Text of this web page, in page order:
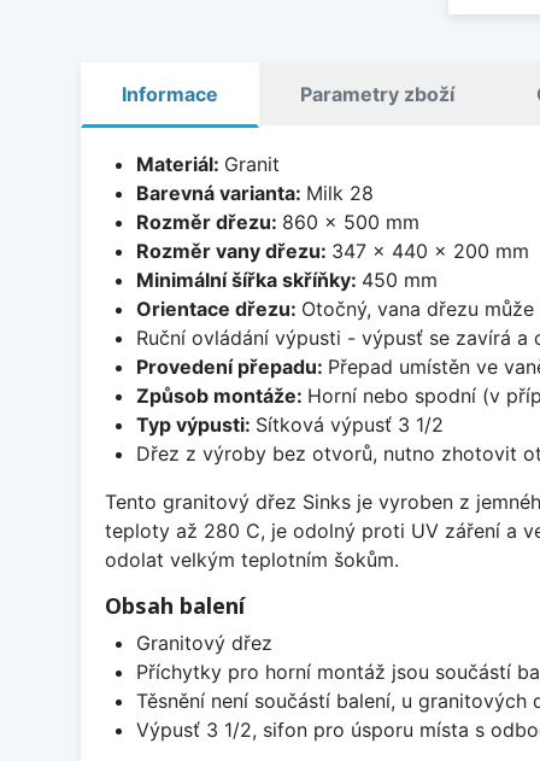
Informace Parametry zboží
Materiál: Granit
Barevná varianta: Milk 28
Rozměr dřezu: 860 x 500 mm
Rozměr vany dřezu: 347 x 440 x 200 mm
Minimální šířka skříňky: 450 mm
Orientace dřezu: Otočný, vana dřezu
Ruční ovládání výpusti - výpusť se zavírá a
Provedení přepadu: Přepad umístěn ve
Způsob montáže: Horní nebo spodní (v
Typ výpusti: Sítková výpusť 3 1/2
Dřez z výroby bez otvorů, nutno zhotovit
Tento granitový dřez Sinks je vyroben z
teploty až 280 C, je odolný proti UV záření a
odolat velkým teplotním šokům.
Obsah balení
Granitový dřez
Příchytky pro horní montáž jsou součástí
Těsnění není součástí balení, u
Výpusť 3 1/2, sifon pro úsporu místa s